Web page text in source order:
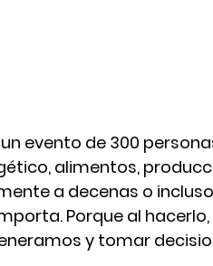
evento de 300
alimentos,
a decenas o
Porque al
y tomar